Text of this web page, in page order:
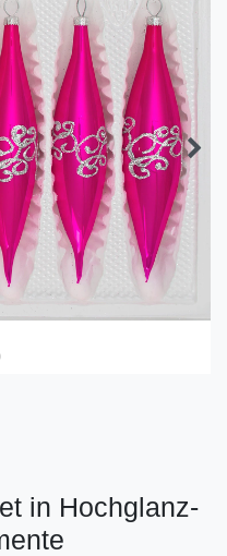
in Hochglanz-